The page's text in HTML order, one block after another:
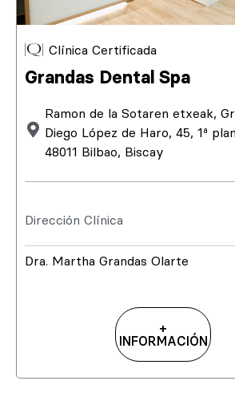
Clínica Certificada
Grandas Dental Spa
Ramon de la Sotaren etxeak,
Diego López de Haro, 45, 1ª
48011 Bilbao, Biscay
Dirección Clínica
Dra. Martha Grandas Olarte
+
INFORMACIÓN